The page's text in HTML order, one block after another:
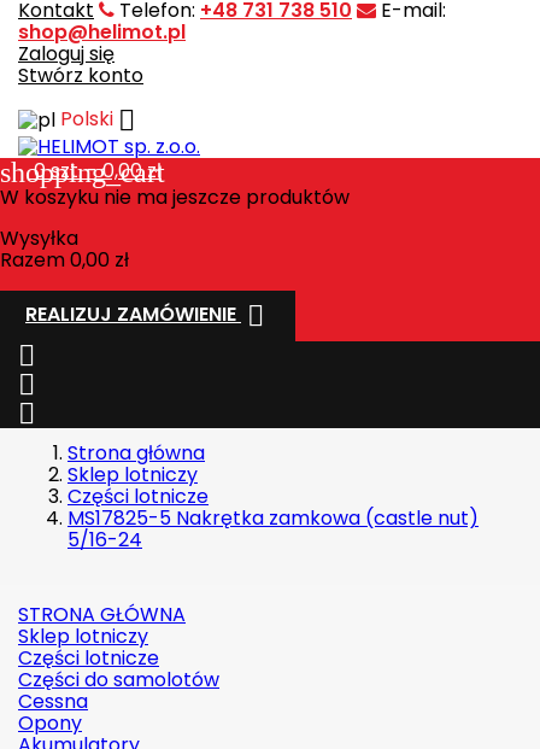
Kontakt Telefon: +48 731 738 510 E-mail:
shop@helimot.pl
Zaloguj się
Stwórz konto
Polski 
shopping_cart
0szt. - 0,00 zł
W koszyku nie ma jeszcze produktów
Wysyłka
Razem0,00 zł
REALIZUJ ZAMÓWIENIE 



Strona główna
Sklep lotniczy
Części lotnicze
MS17825-5 Nakrętka zamkowa (castle nut)
5/16-24
STRONA GŁÓWNA
Sklep lotniczy
Części lotnicze
Części do samolotów
Cessna
Opony